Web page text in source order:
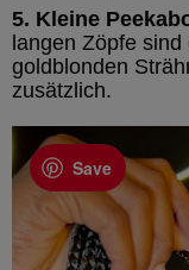
5. Kleine
langen Zöpfe
goldblonden
zusätzlich.
Save